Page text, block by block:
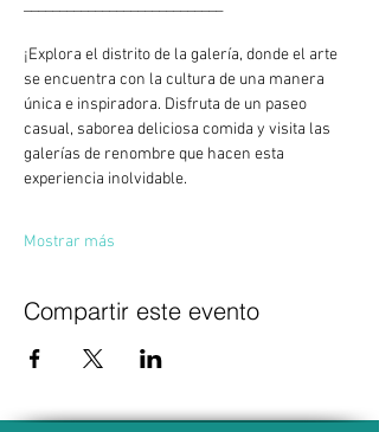
¡Explora el distrito de la galería, donde el arte
se encuentra con la cultura de una manera
única e inspiradora. Disfruta de un paseo
casual, saborea deliciosa comida y visita las
galerías de renombre que hacen esta
experiencia inolvidable.
Mostrar más
Compartir este evento